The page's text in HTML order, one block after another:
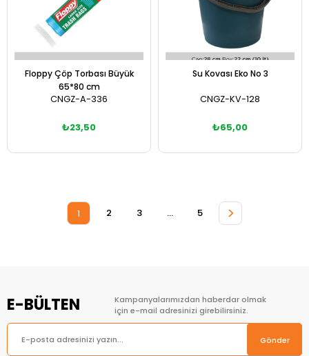
Floppy Çöp Torbası Büyük
65*80 cm
CNGZ-A-336
₺23,50
Su Kovası Eko No 3
CNGZ-KV-128
₺65,00
1 2 3 ... 5 >
E-BÜLTEN
Kampanyalarımızdan haberdar olmak
için e-mail adresinizi girebilirsiniz.
Gönder